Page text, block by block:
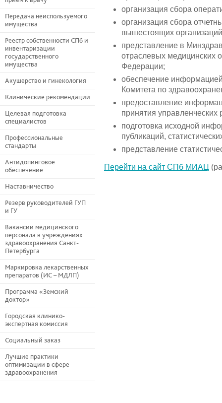
Передача неиспользуемого
имущества
Реестр собственности СПб и
инвентаризации
государственного
имущества
Акушерство и гинекология
Клинические рекомендации
Целевая подготовка
специалистов
Профессиональные
стандарты
Антидопинговое
обеспечение
Наставничество
Резерв руководителей ГУП
и ГУ
Вакансии медицинского
персонала в учреждениях
здравоохранения Санкт-
Петербурга
Маркировка лекарственных
препаратов (ИС – МДЛП)
Программа «Земский
доктор»
Городская клинико-
экспертная комиссия
Социальный заказ
Лучшие практики
оптимизации в сфере
здравоохранения
организация сбора
организация сбора
вышестоящих
представление в
отраслевых медицинских
Федерации;
обеспечение
Комитета по
предоставление
принятия управленческих
подготовка исходной
публикаций,
представление
Перейти на сайт СПб МИАЦ